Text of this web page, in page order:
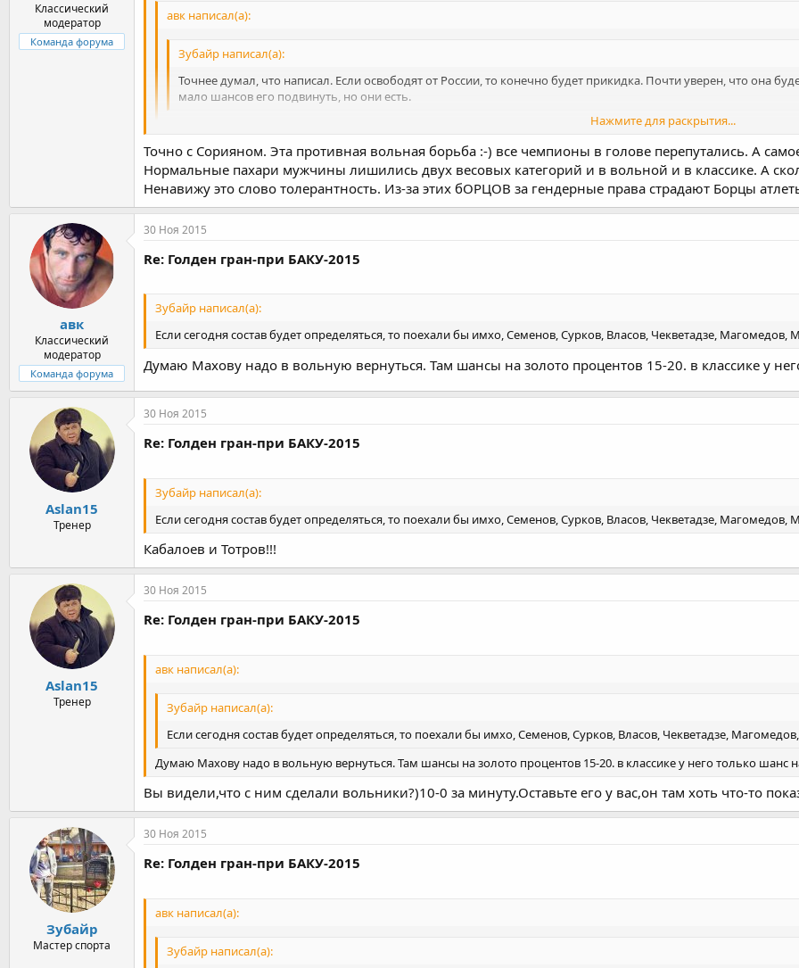
Классический
модератор
Команда форума
авк написал(а):
Зубайр написал(а):
Точнее думал, что написал. Если освободят от России, то конечно будет прикидка. Почти уверен, что она
мало шансов его подвинуть, но они есть.
Нажмите для раскрытия...
Я думал из чеченцев самые реальные шансы попасть в Рио будут у Ибрагима очень меня впечатлила его
Нажмите для раскрытия...
С Сорияном ты хотел сказать может ?
Мне если честно Мингиян очен симпатичен в этом весе. Всегда заряжен на победу, до конца борется.
Нажмите для раскрытия...
Точно с Сорияном. Эта противная вольная борьба :-) все чемпионы в голове перепутались. А
Нормальные пахари мужчины лишились двух весовых категорий и в вольной и в классике. А
Ненавижу это слово толерантность. Из-за этих бОРЦОВ за гендерные права страдают Борцы
авк
Классический
модератор
Команда форума
30 Ноя 2015
Re: Голден гран-при БАКУ-2015
Зубайр написал(а):
Если сегодня состав будет определяться, то поехали бы имхо, Семенов, Сурков, Власов, Чекветадзе, Магомедов,
Думаю Махову надо в вольную вернуться. Там шансы на золото процентов 15-20. в классике у
Aslan15
Тренер
30 Ноя 2015
Re: Голден гран-при БАКУ-2015
Зубайр написал(а):
Если сегодня состав будет определяться, то поехали бы имхо, Семенов, Сурков, Власов, Чекветадзе, Магомедов,
Кабалоев и Тотров!!!
Aslan15
Тренер
30 Ноя 2015
Re: Голден гран-при БАКУ-2015
авк написал(а):
Зубайр написал(а):
Если сегодня состав будет определяться, то поехали бы имхо, Семенов, Сурков, Власов, Чекветадзе,
Думаю Махову надо в вольную вернуться. Там шансы на золото процентов 15-20. в классике у него только шанс
Вы видели,что с ним сделали вольники?)10-0 за минуту.Оставьте его у вас,он там хоть что-то
Зубайр
Мастер спорта
30 Ноя 2015
Re: Голден гран-при БАКУ-2015
авк написал(а):
Зубайр написал(а):